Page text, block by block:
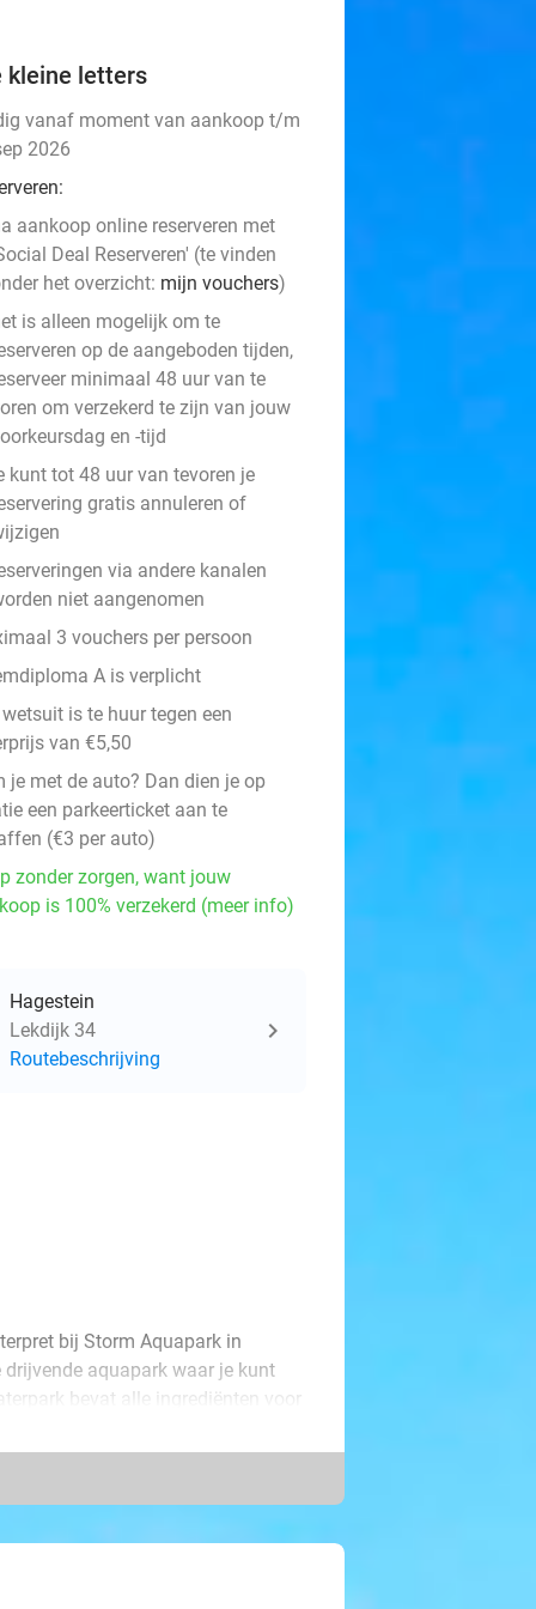
kleine letters
vanaf moment van aankoop t/m
2026
aankoop online reserveren met
Deal Reserveren' (te vinden
het overzicht: mijn vouchers)
is alleen mogelijk om te
op de aangeboden tijden,
minimaal 48 uur van te
om verzekerd te zijn van jouw
en -tijd
kunt tot 48 uur van tevoren je
gratis annuleren of
via andere kanalen
niet aangenomen
3 vouchers per persoon
A is verplicht
wetsuit is te huur tegen een
van €5,50
je met de auto? Dan dien je op
een parkeerticket aan te
(€3 per auto)
zonder zorgen, want jouw
is 100% verzekerd (meer info)
Hagestein
Lekdijk 34
Routebeschrijving
bij Storm Aquapark in
aquapark waar je kunt
bevat alle ingrediënten voor
en zorgeloos kunt genieten
de perfecte combinatie van sport,
het water op een unieke manier